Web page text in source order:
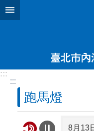
跳到主要內容區塊
:::
:::
跑馬燈